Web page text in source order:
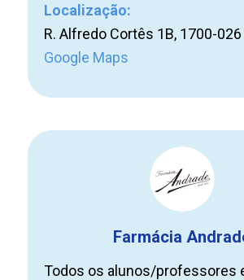
Localização:
R. Alfredo Cortês 1B, 1700-
Google Maps
Farmácia
Todos os alunos/professores